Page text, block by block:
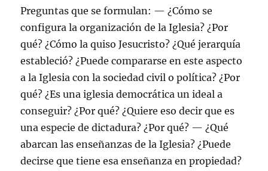
Preguntas que se formulan: — ¿Cómo se
configura la organización de la Iglesia? ¿Por
qué? ¿Cómo la quiso Jesucristo? ¿Qué jerarquía
estableció? ¿Puede compararse en este aspecto
a la Iglesia con la sociedad civil o política? ¿Por
qué? ¿Es una iglesia democrática un ideal a
conseguir? ¿Por qué? ¿Quiere eso decir que es
una especie de dictadura? ¿Por qué? — ¿Qué
abarcan las enseñanzas de la Iglesia? ¿Puede
decirse que tiene esa enseñanza en propiedad?